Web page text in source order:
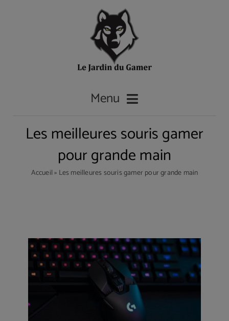
Menu
Accueil
Les chaises gamers
Les meilleures souris gamer
pour grande main
Accueil» Les meilleures souris gamer pour grande main